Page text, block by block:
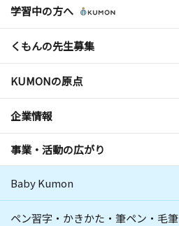
学習中の方へ
くもんの先生募集
KUMONの原点
企業情報
事業・活動の広がり
Baby Kumon
ペン習字・かきかた・筆ペン・毛筆